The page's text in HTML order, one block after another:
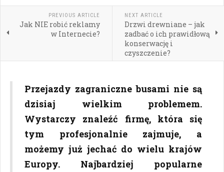
PREVIOUS ARTICLE
Jak NIE robić reklamy
w Internecie?
NEXT ARTICLE
Drzwi drewniane – jak
zadbać o ich prawidłową
konserwację i
czyszczenie?
Przejazdy zagraniczne busami nie są
dzisiaj wielkim problemem.
Wystarczy znaleźć firmę, która się
tym profesjonalnie zajmuje, a
możemy już jechać do wielu krajów
Europy. Najbardziej popularne